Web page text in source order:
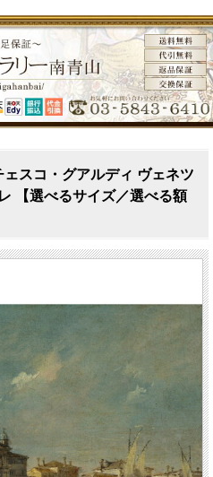
ェスコ・グアルディ ヴェネツ
【選べるサイズ／選べる額